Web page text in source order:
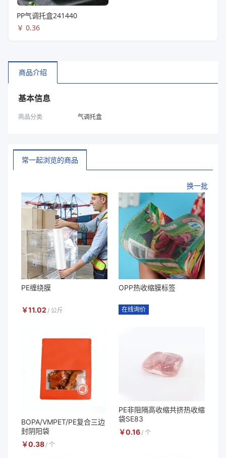
PP气调托盒241440
￥ 0.36
商品介绍
基本信息
商品分类 气调托盒
常一起浏览的商品
换一批
PE缠绕膜
￥11.02 / 公斤
OPP热收缩膜标签
在线询价
BOPA/VMPET/PE复合三边
封阴阳袋
￥0.38 / 个
PE非阻隔高收缩共挤热收缩
袋SE83
￥0.16 / 个